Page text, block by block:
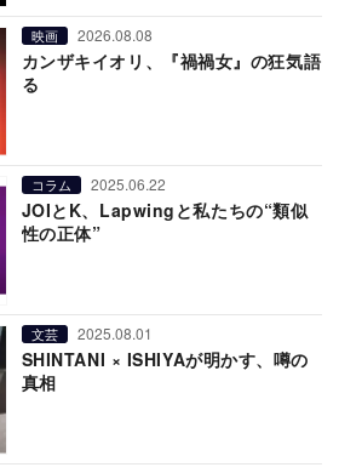
映画 2026.08.08
カンザキイオリ、『禍禍女』の狂気語
る
コラム 2025.06.22
JOIとK、Lapwingと私たちの“類似
性の正体”
文芸 2025.08.01
SHINTANI × ISHIYAが明かす、噂の
真相